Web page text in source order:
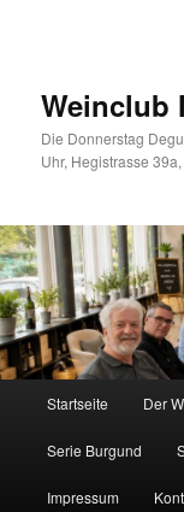
Weinclub
Die Donnerstag
Uhr, Hegistrasse
Startseite Der
Serie Burgund
Impressum